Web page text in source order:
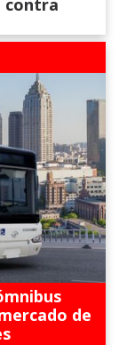
contra
de